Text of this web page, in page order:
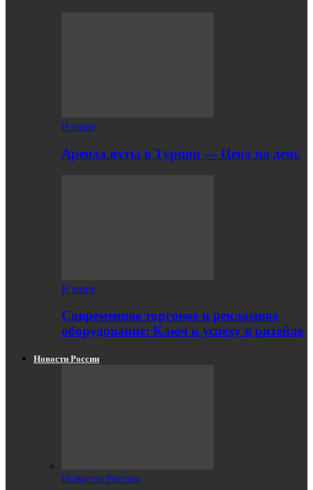
В мире
Аренда яхты в Турции — Цена на день
В мире
Современное торговое и рекламное
оборудование: Ключ к успеху в ритейле
Новости России
Новости России